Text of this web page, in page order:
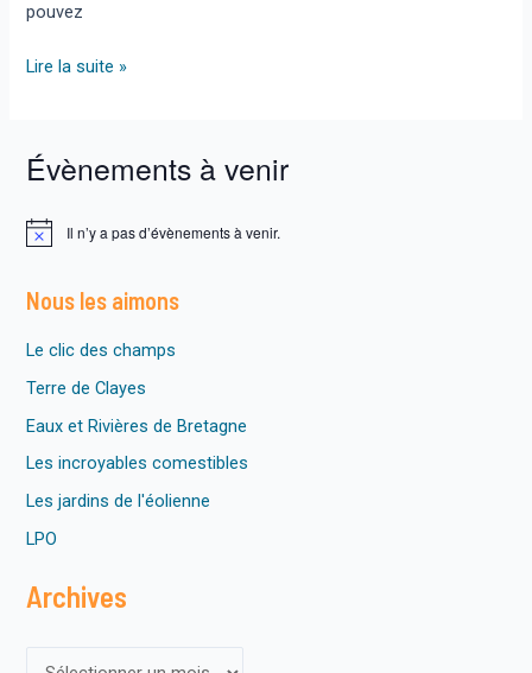
pouvez
Planning
saison
24-
Lire la suite »
Évènements à venir
N
i
c
Il n’y a pas d’évènements à venir.
Nous les aimons
Le clic des champs
Terre de Clayes
Eaux et Rivières de Bretagne
Les incroyables comestibles
Les jardins de l'éolienne
LPO
Archives